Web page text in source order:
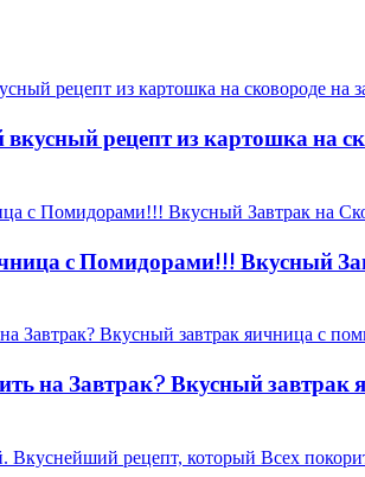
рецепт из картошка на
с Помидорами!!! Вкусный
на Завтрак? Вкусный завтрак